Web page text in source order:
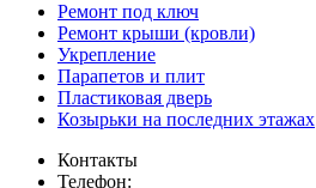
Ремонт под ключ
Ремонт крыши (кровли)
Укрепление
Парапетов и плит
Пластиковая дверь
Козырьки на последних этажах
Контакты
Телефон: